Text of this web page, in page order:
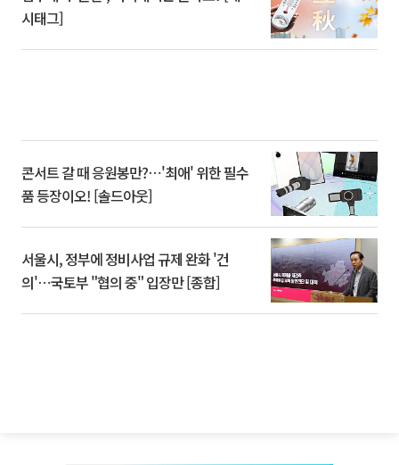
시태그]
콘서트 갈 때 응원봉만?⋯'최애' 위한 필수
품 등장이오! [솔드아웃]
서울시, 정부에 정비사업 규제 완화 '건
의'⋯국토부 "협의 중" 입장만 [종합]